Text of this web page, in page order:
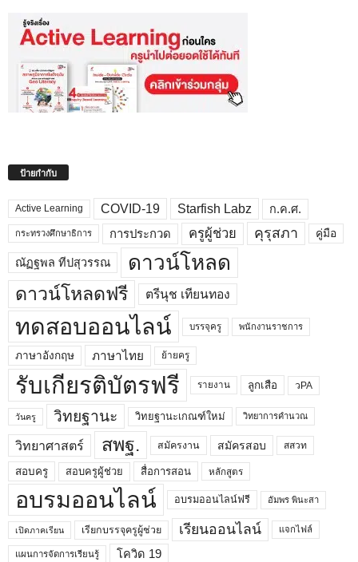
ป้ายกำกับ
Active Learning COVID-19 Starfish Labz ก.ค.ศ.
กระทรวงศึกษาธิการ การประกวด ครูผู้ช่วย คุรุสภา คู่มือ
ณัฏฐพล ทีปสุวรรณ ดาวน์โหลด
ดาวน์โหลดฟรี ตรีนุช เทียนทอง
ทดสอบออนไลน์ บรรจุครู พนักงานราชการ
ภาษาอังกฤษ ภาษาไทย ย้ายครู
รับเกียรติบัตรฟรี รายงาน ลูกเสือ วPA
วันครู วิทยฐานะ วิทยฐานะเกณฑ์ใหม่ วิทยาการคำนวณ
วิทยาศาสตร์ สพฐ. สมัครงาน สมัครสอบ สสวท
สอบครู สอบครูผู้ช่วย สื่อการสอน หลักสูตร
อบรมออนไลน์ อบรมออนไลน์ฟรี อัมพร พินะสา
เปิดภาคเรียน เรียกบรรจุครูผู้ช่วย เรียนออนไลน์ แจกไฟล์
แผนการจัดการเรียนรู้ โควิด 19